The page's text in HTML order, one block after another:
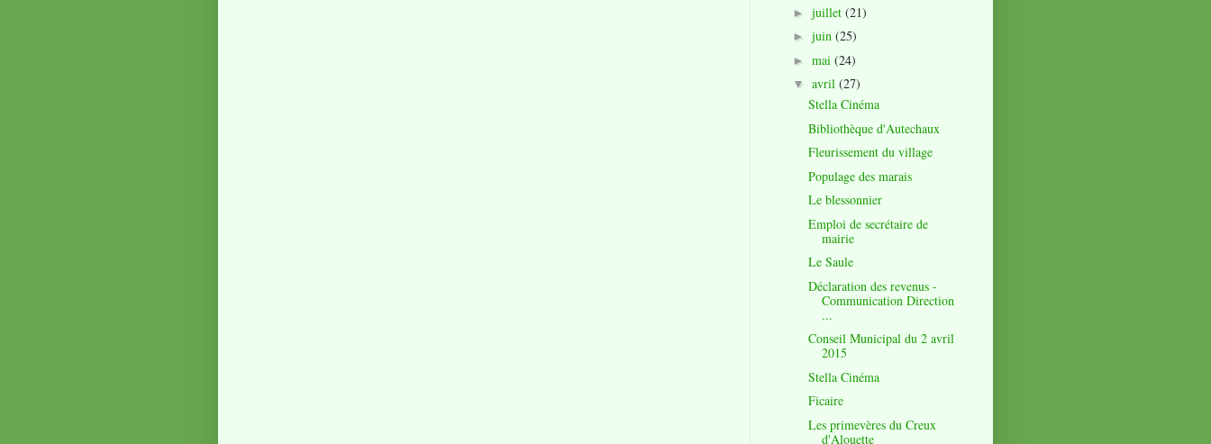
► juillet (21)
► juin (25)
► mai (24)
▼ avril (27)
Stella Cinéma
Bibliothèque d'Autechaux
Fleurissement du village
Populage des marais
Le blessonnier
Emploi de secrétaire de
mairie
Le Saule
Déclaration des revenus -
Communication Direction
...
Conseil Municipal du 2 avril
2015
Stella Cinéma
Ficaire
Les primevères du Creux
d'Alouette